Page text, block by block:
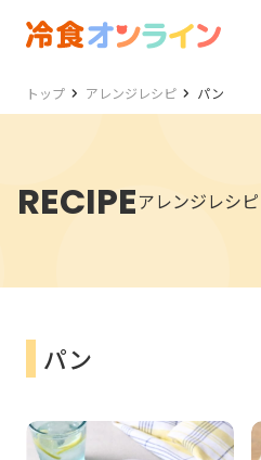
トップ アレンジレシピ パン
RECIPEアレンジレシピ
パン